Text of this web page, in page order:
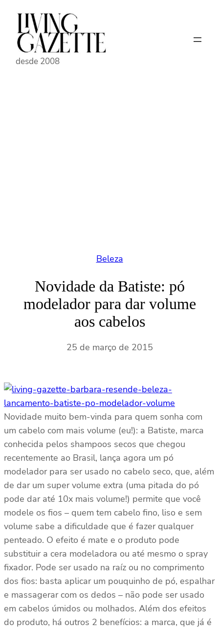
Pular
conteúdo
desde 2008
Beleza
Novidade da Batiste: pó
modelador para dar volume
aos cabelos
25 de março de 2015
Novidade muito bem-vinda para quem sonha com
um cabelo com mais volume (eu!): a Batiste, marca
conhecida pelos shampoos secos que chegou
recentemente ao Brasil, lança agora um pó
modelador para ser usado no cabelo seco, que, além
de dar um super volume extra (uma pitada do pó
pode dar até 10x mais volume!) permite que você
modele os fios – quem tem cabelo fino, liso e sem
volume sabe a dificuldade que é fazer qualquer
penteado. O efeito é mate e o produto pode
substituir a cera modeladora ou até mesmo o spray
fixador. Pode ser usado na raíz ou no comprimento
dos fios: basta aplicar um pouquinho de pó, espalhar
e massagerar com os dedos – não pode ser usado
em cabelos úmidos ou molhados. Além dos efeitos
do produto, há outros 2 benefícios: a marca, que já é